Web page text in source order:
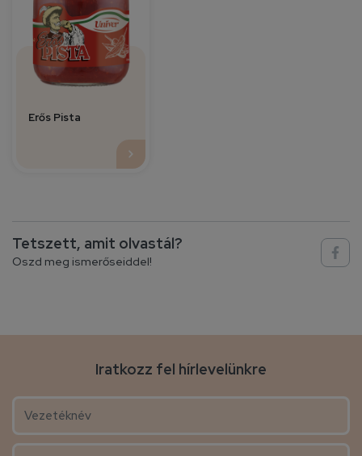
Erős Pista
Tetszett, amit olvastál?
Oszd meg ismerőseiddel!
Iratkozz fel hírlevelünkre